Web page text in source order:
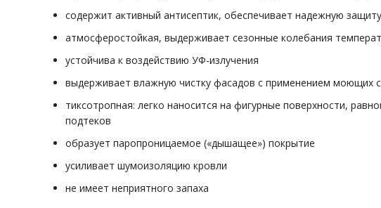
содержит активный антисептик, обеспечивает надежную
атмосферостойкая, выдерживает сезонные колебания
устойчива к воздействию УФ-излучения
выдерживает влажную чистку фасадов с применением моющих
тиксотропная: легко наносится на фигурные поверхности,
подтеков
образует паропроницаемое («дышащее») покрытие
усиливает шумоизоляцию кровли
не имеет неприятного запаха